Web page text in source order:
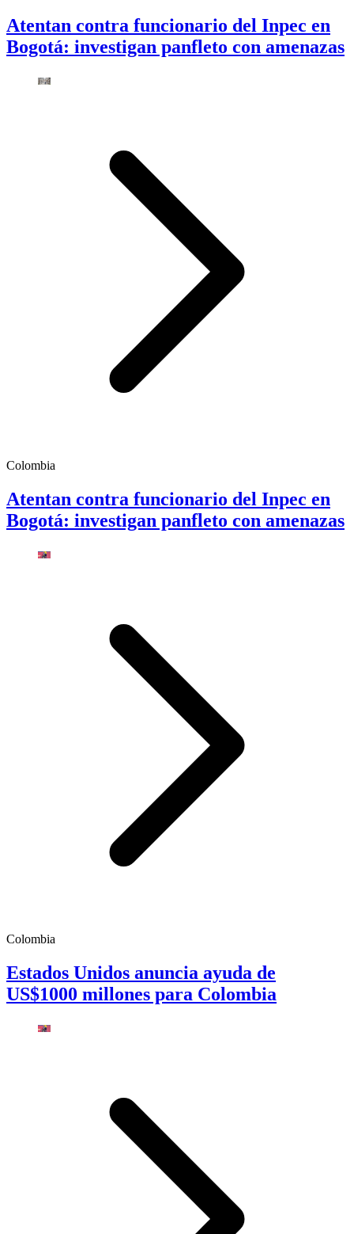
Atentan contra funcionario del Inpec en
Bogotá: investigan panfleto con amenazas
Colombia
Atentan contra funcionario del Inpec en
Bogotá: investigan panfleto con amenazas
Colombia
Estados Unidos anuncia ayuda de
US$1000 millones para Colombia